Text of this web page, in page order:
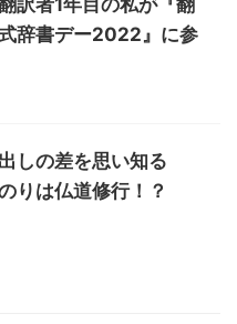
訳者1年目の私が『翻
辞書デー2022』に参
しの差を思い知る
りは仏道修行！？